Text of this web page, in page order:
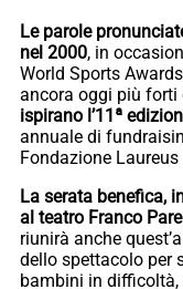
Le parole
nel 2000, in
World Sports
ancora oggi più forti
ispirano l’11ª
annuale di
Fondazione
La serata benefica,
al teatro Franco
riunirà anche
dello spettacolo per
bambini in difficoltà,